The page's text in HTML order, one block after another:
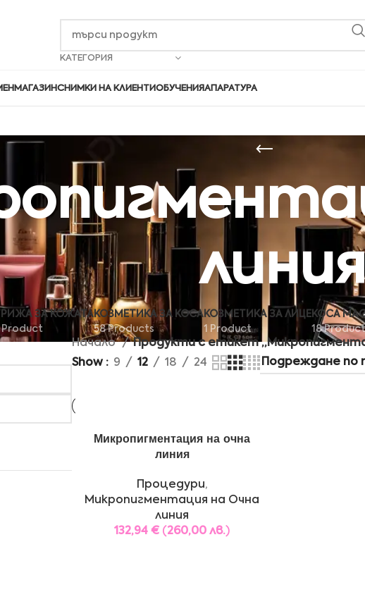
КАТЕГОРИЯ
МАГАЗИНСНИМКИ НА КЛИЕНТИОБУЧЕНИЯАПАРАТУРА
линия
ГРИЖА ЗА КОЖАТА
Product
КОЗМЕТИКА ЗА КОСА
58 Products
КОЗМЕТИКА ЗА ЛИЦЕ
1 Product
КОСА
18
Начало
Продукти с етикет
Show
9 12 18 24
Микропигментация на очна
линия
Процедури,
Микропигментация на Очна
линия
132,94€ (260,00лв.)